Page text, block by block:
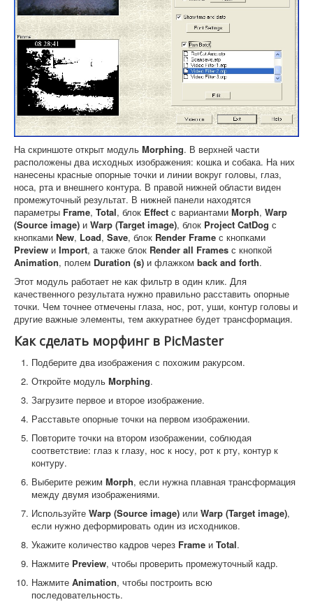
На скриншоте открыт модуль Morphing. В верхней части
расположены два исходных изображения: кошка и собака. На них
нанесены красные опорные точки и линии вокруг головы, глаз,
носа, рта и внешнего контура. В правой нижней области виден
промежуточный результат. В нижней панели находятся
параметры Frame, Total, блок Effect с вариантами Morph, Warp
(Source image) и Warp (Target image), блок Project CatDog с
кнопками New, Load, Save, блок Render Frame с кнопками
Preview и Import, а также блок Render all Frames с кнопкой
Animation, полем Duration (s) и флажком back and forth.
Этот модуль работает не как фильтр в один клик. Для
качественного результата нужно правильно расставить опорные
точки. Чем точнее отмечены глаза, нос, рот, уши, контур головы и
другие важные элементы, тем аккуратнее будет трансформация.
Как сделать морфинг в PicMaster
Подберите два изображения с похожим ракурсом.
Откройте модуль Morphing.
Загрузите первое и второе изображение.
Расставьте опорные точки на первом изображении.
Повторите точки на втором изображении, соблюдая
соответствие: глаз к глазу, нос к носу, рот к рту, контур к
контуру.
Выберите режим Morph, если нужна плавная трансформация
между двумя изображениями.
Используйте Warp (Source image) или Warp (Target image),
если нужно деформировать один из исходников.
Укажите количество кадров через Frame и Total.
Нажмите Preview, чтобы проверить промежуточный кадр.
Нажмите Animation, чтобы построить всю
последовательность.